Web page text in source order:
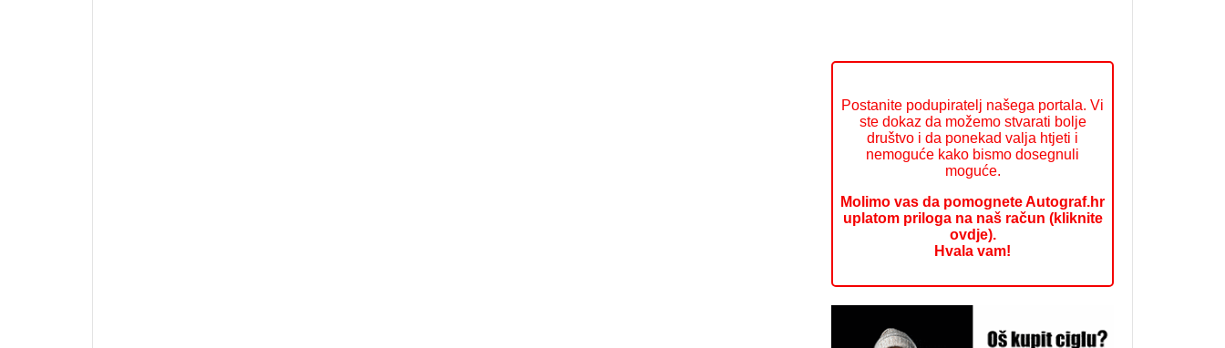
Postanite podupiratelj našega portala. Vi
ste dokaz da možemo stvarati bolje
društvo i da ponekad valja htjeti i
nemoguće kako bismo dosegnuli
moguće.
Molimo vas da pomognete Autograf.hr
uplatom priloga na naš račun (kliknite
ovdje).
Hvala vam!